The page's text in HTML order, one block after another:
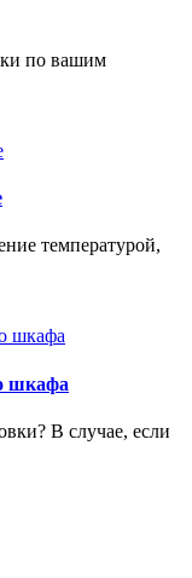
по вашим
температурой,
шкафа
В случае, если